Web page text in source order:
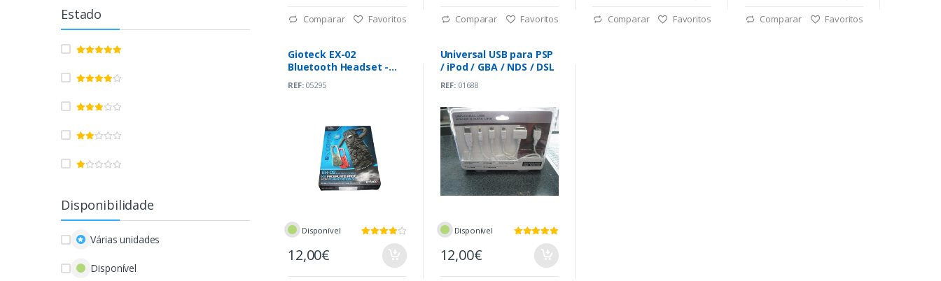
Estado
Disponibilidade
Várias unidades
Disponível
Comparar Favoritos Comparar Favoritos Comparar Favoritos Comparar Favoritos
Gioteck EX-02
Bluetooth Headset -
REF:05295
Disponível
12,00€
Universal USB para PSP
/ iPod / GBA / NDS / DSL
REF:01688
Disponível
12,00€